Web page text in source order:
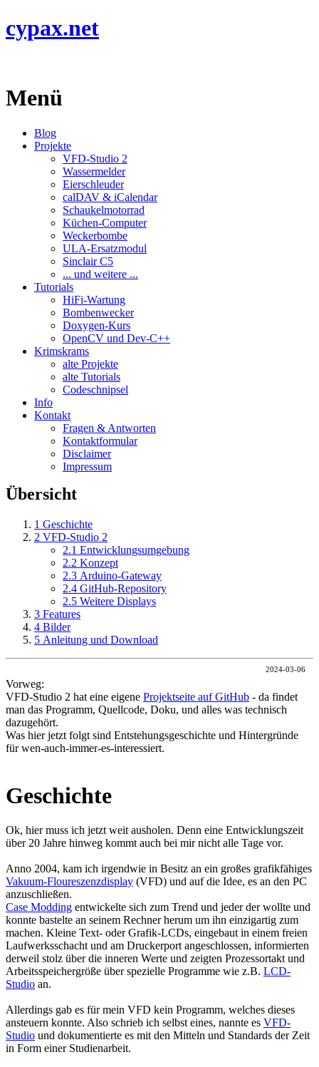
cypax.net
Menü
Blog
Projekte
VFD-Studio 2
Wassermelder
Eierschleuder
calDAV & iCalendar
Schaukelmotorrad
Küchen-Computer
Weckerbombe
ULA-Ersatzmodul
Sinclair C5
... und weitere ...
Tutorials
HiFi-Wartung
Bombenwecker
Doxygen-Kurs
OpenCV und Dev-C++
Krimskrams
alte Projekte
alte Tutorials
Codeschnipsel
Info
Kontakt
Fragen & Antworten
Kontaktformular
Disclaimer
Impressum
Übersicht
1 Geschichte
2 VFD-Studio 2
2.1 Entwicklungsumgebung
2.2 Konzept
2.3 Arduino-Gateway
2.4 GitHub-Repository
2.5 Weitere Displays
3 Features
4 Bilder
5 Anleitung und Download
2024-03-06
Vorweg:
VFD-Studio 2 hat eine eigene Projektseite auf GitHub - da findet
man das Programm, Quellcode, Doku, und alles was technisch
dazugehört.
Was hier jetzt folgt sind Entstehungsgeschichte und Hintergründe
für wen-auch-immer-es-interessiert.
Geschichte
Ok, hier muss ich jetzt weit ausholen. Denn eine Entwicklungszeit
über 20 Jahre hinweg kommt auch bei mir nicht alle Tage vor.
Anno 2004, kam ich irgendwie in Besitz an ein großes grafikfähiges
Vakuum-Floureszenzdisplay (VFD) und auf die Idee, es an den PC
anzuschließen.
Case Modding entwickelte sich zum Trend und jeder der wollte und
konnte bastelte an seinem Rechner herum um ihn einzigartig zum
machen. Kleine Text- oder Grafik-LCDs, eingebaut in einem freien
Laufwerksschacht und am Druckerport angeschlossen, informierten
derweil stolz über die inneren Werte und zeigten Prozessortakt und
Arbeitsspeichergröße über spezielle Programme wie z.B. LCD-
Studio an.
Allerdings gab es für mein VFD kein Programm, welches dieses
ansteuern konnte. Also schrieb ich selbst eines, nannte es VFD-
Studio und dokumentierte es mit den Mitteln und Standards der Zeit
in Form einer Studienarbeit.